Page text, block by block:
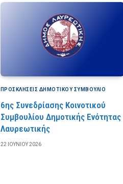
ΠΡΟΣΚΛΉΣΕΙΣ ΔΗΜΟΤΙΚΟΎ ΣΥΜΒΟΎΛΙΟ
6ης Συνεδρίασης Κοινοτικού
Συμβουλίου Δημοτικής Ενότητας
Λαυρεωτικής
22 ΙΟΥΝΊΟΥ 2026